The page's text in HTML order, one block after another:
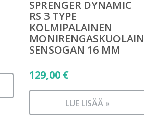
SPRENGER DYNAMIC
RS 3 TYPE
KOLMIPALAINEN
MONIRENGASKUOLAIN
SENSOGAN 16 MM
129,00 €
LUE LISÄÄ »